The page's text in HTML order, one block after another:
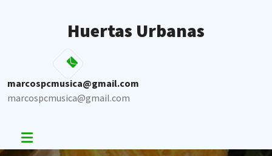
Huertas Urbanas
marcospcmusica@gmail.com
marcospcmusica@gmail.com